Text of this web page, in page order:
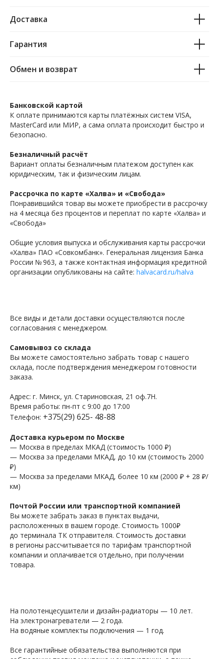
Доставка
Гарантия
Обмен и возврат
Банковской картой
К оплате принимаются карты платёжных систем VISA,
MasterCard или МИР, а сама оплата происходит быстро и
безопасно.
Безналичный расчёт
Вариант оплаты безналичным платежом доступен как
юридическим, так и физическим лицам.
Рассрочка по карте «Халва» и «Свобода»
Понравившийся товар вы можете приобрести в рассрочку
на 4 месяца без процентов и переплат по карте «Халва» и
«Свобода»
Общие условия выпуска и обслуживания карты рассрочки
«Халва» ПАО «Совкомбанк». Генеральная лицензия Банка
России № 963, а также контактная информация кредитной
организации опубликованы на сайте: halvacard.ru/halva
Все виды и детали доставки осуществляются после
согласования с менеджером.
Самовывоз со склада
Вы можете самостоятельно забрать товар с нашего
склада, после подтверждения менеджером готовности
заказа.
Адрес: г. Минск, ул. Стариновская, 21 оф.7Н.
Время работы: пн-пт с 9:00 до 17:00
Телефон: +375(29) 625- 48-88
Доставка курьером по Москве
— Москва в пределах МКАД (стоимость 1000 ₽)
— Москва за пределами МКАД, до 10 км (стоимость 2000
₽)
— Москва за пределами МКАД, более 10 км (2000 ₽ + 28 ₽/
км)
Почтой России или транспортной компанией
Вы можете забрать заказ в пунктах выдачи,
расположенных в вашем городе. Стоимость 1000₽
до терминала ТК отправителя. Стоимость доставки
в регионы рассчитывается по тарифам транспортной
компании и оплачивается отдельно, при получении
товара.
На полотенцесушители и дизайн-радиаторы — 10 лет.
На электронагреватели — 2 года.
На водяные комплекты подключения — 1 год.
Все гарантийные обязательства выполняются при